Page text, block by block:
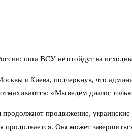
пока ВСУ не отойдут на
и Киева, подчеркнув, что
«Мы ведём диалог
продвижение,
продолжается. Она может